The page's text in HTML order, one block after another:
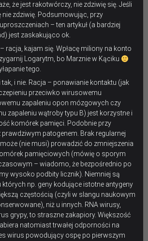
że jest rakotwórczy, nie zdziwię się. Jeśli
nie zdziwię. Podsumowując, przy
– ten artykuł (a bardziej
jest zaskakująco ok.
racja, kajam się. Wpłacę miliony na konto
Logarytm, bo Marznie w Kąciku
tego.
tak, i nie. Racja – ponawianie kontaktu (jak
przeciwko wirusowemu
zapaleniu opon mózgowych czy
zapaleniu wątroby typu B) jest korzystne i
komórek pamięci. Podobnie przy
prawdziwym patogenem. Brak regularnej
(nie musi) prowadzić do zmniejszenia
pamięciowych (mówię o sporym
– wiadomo, że bezpośrednio po
wysoko podbity licznik). Niemniej są
których np. geny kodujące istotne antygeny
częstością (czyli w slangu naukowym
niż u innych. RNA wirusy,
grypy, to straszne zakapiory. Większość
natomiast trwałej odporności na
wirus powodujący ospę po pierwszym